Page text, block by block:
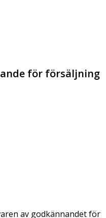
för försäljning
av godkännandet för